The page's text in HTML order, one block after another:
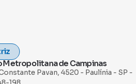
Metropolitana de Campinas
Pavan, 4520 - Paulínia - SP -